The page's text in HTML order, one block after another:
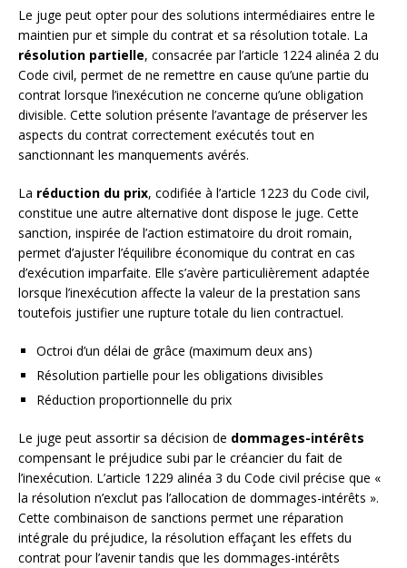
Le juge peut opter pour des solutions intermédiaires entre le
maintien pur et simple du contrat et sa résolution totale. La
résolution partielle, consacrée par l’article 1224 alinéa 2 du
Code civil, permet de ne remettre en cause qu’une partie du
contrat lorsque l’inexécution ne concerne qu’une obligation
divisible. Cette solution présente l’avantage de préserver les
aspects du contrat correctement exécutés tout en
sanctionnant les manquements avérés.
La réduction du prix, codifiée à l’article 1223 du Code civil,
constitue une autre alternative dont dispose le juge. Cette
sanction, inspirée de l’action estimatoire du droit romain,
permet d’ajuster l’équilibre économique du contrat en cas
d’exécution imparfaite. Elle s’avère particulièrement adaptée
lorsque l’inexécution affecte la valeur de la prestation sans
toutefois justifier une rupture totale du lien contractuel.
Octroi d’un délai de grâce (maximum deux ans)
Résolution partielle pour les obligations divisibles
Réduction proportionnelle du prix
Le juge peut assortir sa décision de dommages-intérêts
compensant le préjudice subi par le créancier du fait de
l’inexécution. L’article 1229 alinéa 3 du Code civil précise que «
la résolution n’exclut pas l’allocation de dommages-intérêts ».
Cette combinaison de sanctions permet une réparation
intégrale du préjudice, la résolution effaçant les effets du
contrat pour l’avenir tandis que les dommages-intérêts